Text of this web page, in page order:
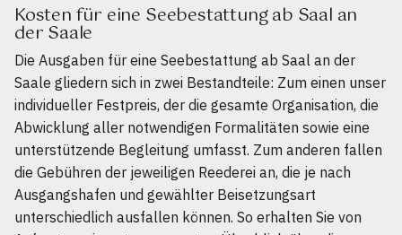
Kosten für eine Seebestattung ab Saal an
der Saale
Die Ausgaben für eine Seebestattung ab Saal an der
Saale gliedern sich in zwei Bestandteile: Zum einen unser
individueller Festpreis, der die gesamte Organisation, die
Abwicklung aller notwendigen Formalitäten sowie eine
unterstützende Begleitung umfasst. Zum anderen fallen
die Gebühren der jeweiligen Reederei an, die je nach
Ausgangshafen und gewählter Beisetzungsart
unterschiedlich ausfallen können. So erhalten Sie von